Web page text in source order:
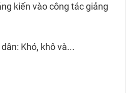
kiến vào công tác giảng
Khó, khô và...